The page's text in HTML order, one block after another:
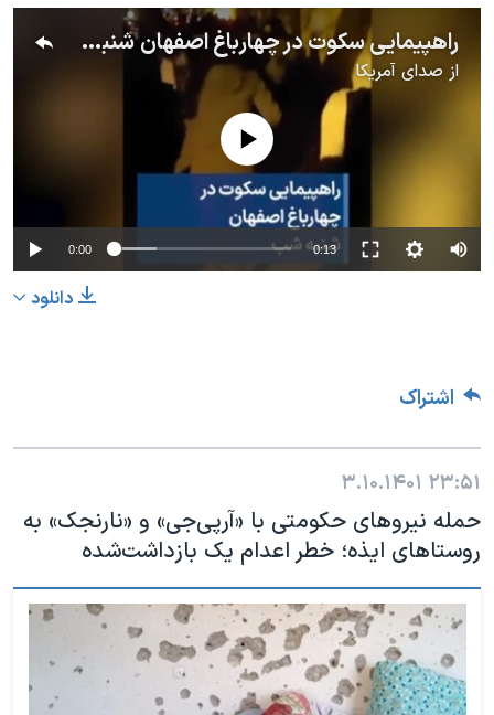
راهپیمایی سکوت در چهارباغ اصفهان شنبه شب
از صدای آمریکا
No media source currently available
0:00 0:13
دانلود
اشتراک
۲۳:۵۱ ۳.۱۰.۱۴۰۱
حمله نیروهای حکومتی با «آرپی‌جی» و «نارنجک» به
روستاهای ایذه؛ خطر اعدام یک بازداشت‌شده